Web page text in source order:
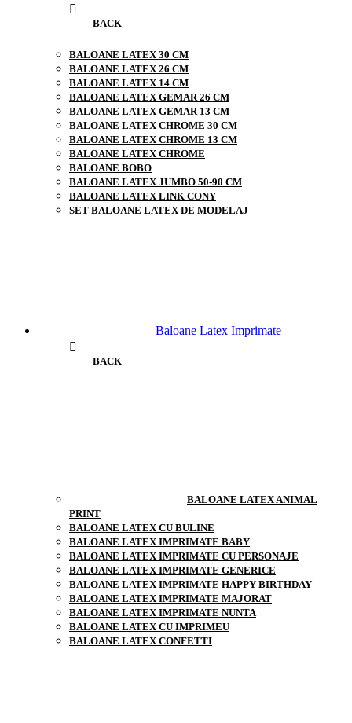
BACK
BALOANE LATEX 30 CM
BALOANE LATEX 26 CM
BALOANE LATEX 14 CM
BALOANE LATEX GEMAR 26 CM
BALOANE LATEX GEMAR 13 CM
BALOANE LATEX CHROME 30 CM
BALOANE LATEX CHROME 13 CM
BALOANE LATEX CHROME
BALOANE BOBO
BALOANE LATEX JUMBO 50-90 CM
BALOANE LATEX LINK CONY
SET BALOANE LATEX DE MODELAJ
Baloane Latex Imprimate
BACK
BALOANE LATEX ANIMAL
PRINT
BALOANE LATEX CU BULINE
BALOANE LATEX IMPRIMATE BABY
BALOANE LATEX IMPRIMATE CU PERSONAJE
BALOANE LATEX IMPRIMATE GENERICE
BALOANE LATEX IMPRIMATE HAPPY BIRTHDAY
BALOANE LATEX IMPRIMATE MAJORAT
BALOANE LATEX IMPRIMATE NUNTA
BALOANE LATEX CU IMPRIMEU
BALOANE LATEX CONFETTI